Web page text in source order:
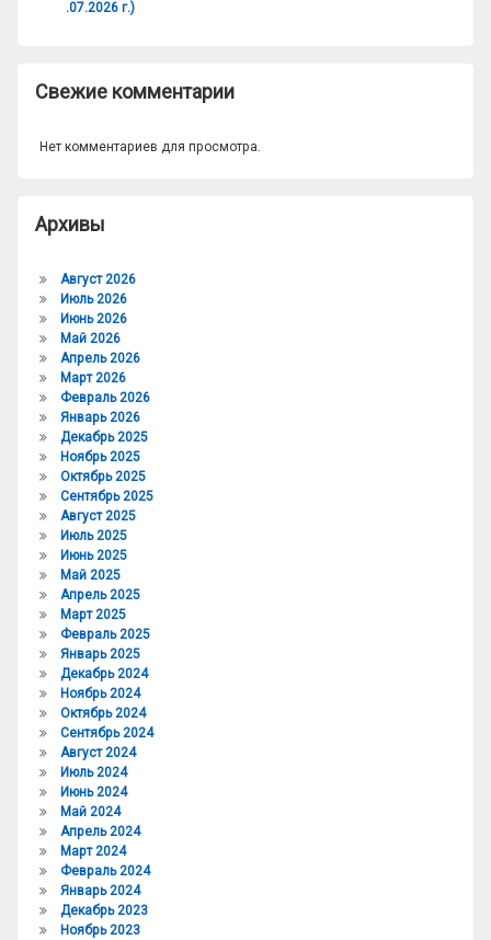
.07.2026 г.)
Свежие комментарии
Нет комментариев для просмотра.
Архивы
Август 2026
Июль 2026
Июнь 2026
Май 2026
Апрель 2026
Март 2026
Февраль 2026
Январь 2026
Декабрь 2025
Ноябрь 2025
Октябрь 2025
Сентябрь 2025
Август 2025
Июль 2025
Июнь 2025
Май 2025
Апрель 2025
Март 2025
Февраль 2025
Январь 2025
Декабрь 2024
Ноябрь 2024
Октябрь 2024
Сентябрь 2024
Август 2024
Июль 2024
Июнь 2024
Май 2024
Апрель 2024
Март 2024
Февраль 2024
Январь 2024
Декабрь 2023
Ноябрь 2023